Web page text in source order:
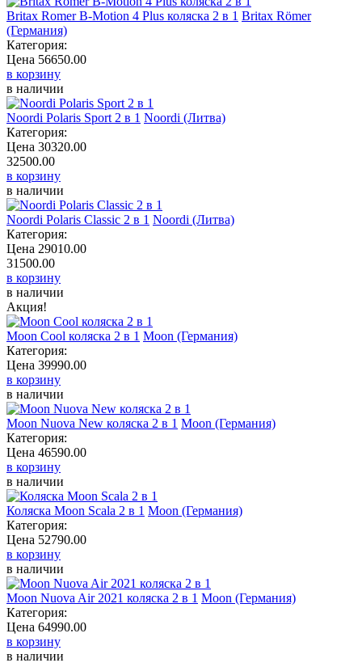
Britax Romer B-Motion 4 Plus коляска 2 в 1 Britax Römer (Германия)
Категория:
Цена 56650.00
в корзину
в наличии
Noordi Polaris Sport 2 в 1 Noordi (Литва)
Категория:
Цена 30320.00
32500.00
в корзину
в наличии
Noordi Polaris Classic 2 в 1 Noordi (Литва)
Категория:
Цена 29010.00
31500.00
в корзину
в наличии
Акция!
Moon Cool коляска 2 в 1 Moon (Германия)
Категория:
Цена 39990.00
в корзину
в наличии
Moon Nuova New коляска 2 в 1 Moon (Германия)
Категория:
Цена 46590.00
в корзину
в наличии
Коляска Moon Scala 2 в 1 Moon (Германия)
Категория:
Цена 52790.00
в корзину
в наличии
Moon Nuova Air 2021 коляска 2 в 1 Moon (Германия)
Категория:
Цена 64990.00
в корзину
в наличии